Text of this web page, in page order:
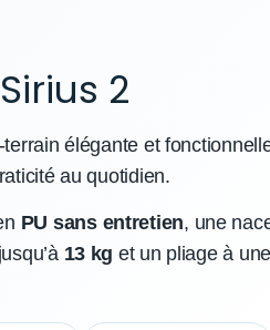
2
élégante et
au quotidien.
PU sans entretien, une
13 kg et un pliage à